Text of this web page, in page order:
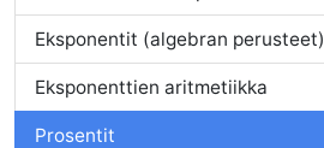
Eksponentit (algebran perusteet)
Eksponenttien aritmetiikka
Prosentit